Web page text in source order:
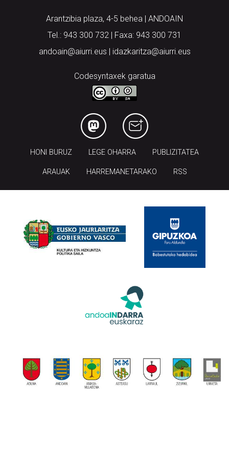
Arantzibia plaza, 4-5 behea | ANDOAIN
Tel.: 943 300 732 | Faxa: 943 300 731
andoain@aiurri.eus | idazkaritza@aiurri.eus
Codesyntaxek garatua
HONI BURUZ LEGE OHARRA PUBLIZITATEA
ARAUAK HARREMANETARAKO RSS